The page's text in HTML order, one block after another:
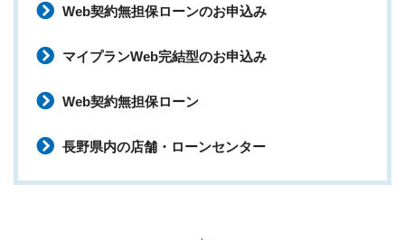
Web契約無担保ローンのお申込み
マイプランWeb完結型のお申込み
Web契約無担保ローン
長野県内の店舗・ローンセンター